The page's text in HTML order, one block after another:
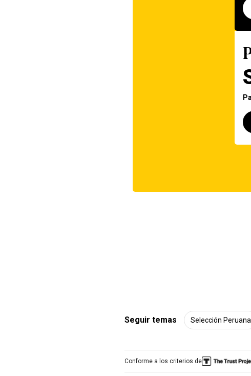
Seguir temas Selección Peruana
Conforme a los criterios de